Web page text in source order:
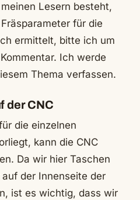
Lesern besteht,
für die
ermittelt, bitte ich um
Ich werde
Thema verfassen.
der CNC
die einzelnen
kann die CNC
Da wir hier Taschen
der Innenseite der
ist es wichtig, dass wir